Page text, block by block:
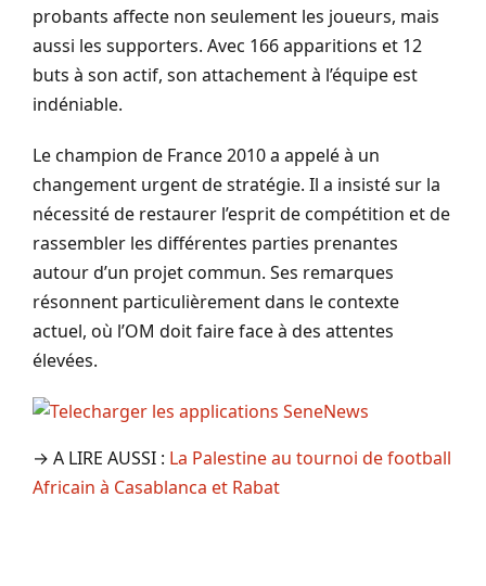
probants affecte non seulement les joueurs, mais
aussi les supporters. Avec 166 apparitions et 12
buts à son actif, son attachement à l’équipe est
indéniable.
Le champion de France 2010 a appelé à un
changement urgent de stratégie. Il a insisté sur la
nécessité de restaurer l’esprit de compétition et de
rassembler les différentes parties prenantes
autour d’un projet commun. Ses remarques
résonnent particulièrement dans le contexte
actuel, où l’OM doit faire face à des attentes
élevées.
→ A LIRE AUSSI : La Palestine au tournoi de football
Africain à Casablanca et Rabat